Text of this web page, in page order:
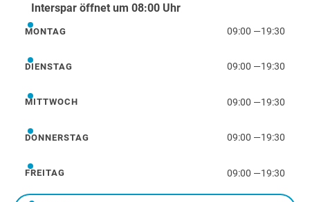
Interspar öffnet um 08:00 Uhr
Montag
MONTAG 09:00 —19:30
Dienstag
DIENSTAG 09:00 —19:30
Mittwoch
MITTWOCH 09:00 —19:30
Donnerstag
DONNERSTAG 09:00 —19:30
Freitag
FREITAG 09:00 —19:30